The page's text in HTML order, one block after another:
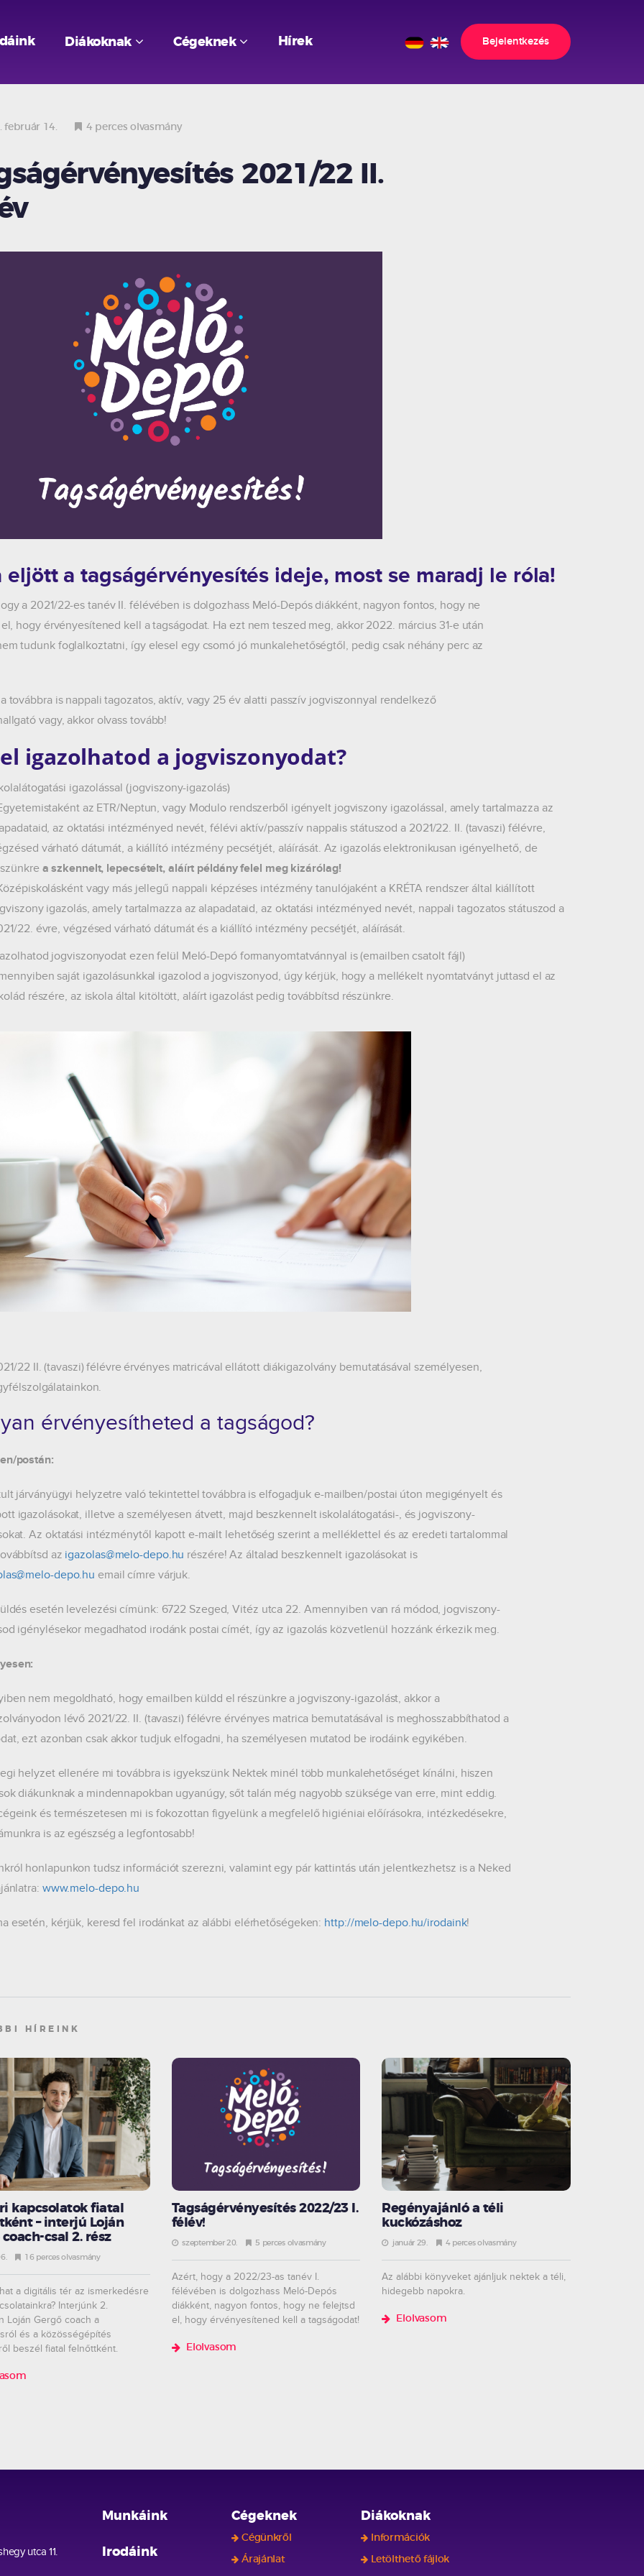
Diákoknak Cégeknek Hírek Bejelentkezés
február 14. 4 perces olvasmány
2021/22 II.
eljött a tagságérvényesítés ideje, most se maradj le róla!
a 2021/22-es tanév II. félévében is dolgozhass Meló-Depós diákként, nagyon fontos, hogy ne
hogy érvényesítened kell a tagságodat. Ha ezt nem teszed meg, akkor 2022. március 31-e után
tudunk foglalkoztatni, így elesel egy csomó jó munkalehetőségtől, pedig csak néhány perc az
továbbra is nappali tagozatos, aktív, vagy 25 év alatti passzív jogviszonnyal rendelkező
vagy, akkor olvass tovább!
igazolhatod a jogviszonyodat?
igazolással (jogviszony-igazolás)
az ETR/Neptun, vagy Modulo rendszerből igényelt jogviszony igazolással, amely tartalmazza az
az oktatási intézményed nevét, félévi aktív/passzív nappalis státuszod a 2021/22. II. (tavaszi) félévre,
várható dátumát, a kiállító intézmény pecsétjét, aláírását. Az igazolás elektronikusan igényelhető, de
a szkennelt, lepecsételt, aláírt példány felel meg kizárólag!
vagy más jellegű nappali képzéses intézmény tanulójaként a KRÉTA rendszer által kiállított
igazolás, amely tartalmazza az alapadataid, az oktatási intézményed nevét, nappali tagozatos státuszod a
22. évre, végzésed várható dátumát és a kiállító intézmény pecsétjét, aláírását.
jogviszonyodat ezen felül Meló-Depó formanyomtatvánnyal is (emailben csatolt fájl)
saját igazolásunkkal igazolod a jogviszonyod, úgy kérjük, hogy a mellékelt nyomtatványt juttasd el az
részére, az iskola által kitöltött, aláírt igazolást pedig továbbítsd részünkre.
22 II. (tavaszi) félévre érvényes matricával ellátott diákigazolvány bemutatásával személyesen,
érvényesítheted a tagságod?
postán:
járványügyi helyzetre való tekintettel továbbra is elfogadjuk e-mailben/postai úton megigényelt és
igazolásokat, illetve a személyesen átvett, majd beszkennelt iskolalátogatási-, és jogviszony-
Az oktatási intézménytől kapott e-mailt lehetőség szerint a melléklettel és az eredeti tartalommal
az igazolas@melo-depo.hu részére! Az általad beszkennelt igazolásokat is
depo.hu email címre várjuk.
esetén levelezési címünk: 6722 Szeged, Vitéz utca 22. Amennyiben van rá módod, jogviszony-
igénylésekor megadhatod irodánk postai címét, így az igazolás közvetlenül hozzánk érkezik meg.
nem megoldható, hogy emailben küldd el részünkre a jogviszony-igazolást, akkor a
lévő 2021/22. II. (tavaszi) félévre érvényes matrica bemutatásával is meghosszabbíthatod a
ezt azonban csak akkor tudjuk elfogadni, ha személyesen mutatod be irodáink egyikében.
helyzet ellenére mi továbbra is igyekszünk Nektek minél több munkalehetőséget kínálni, hiszen
diákunknak a mindennapokban ugyanúgy, sőt talán még nagyobb szüksége van erre, mint eddig.
és természetesen mi is fokozottan figyelünk a megfelelő higiéniai előírásokra, intézkedésekre,
is az egészség a legfontosabb!
honlapunkon tudsz információt szerezni, valamint egy pár kattintás után jelentkezhetsz is a Neked
www.melo-depo.hu
esetén, kérjük, keresd fel irodánkat az alábbi elérhetőségeken: http://melo-depo.hu/irodaink!
HÍREINK
kapcsolatok fiatal
– interjú Loján
csal 2. rész
16 perces olvasmány
a digitális tér az ismerkedésre
Interjúnk 2.
Loján Gergő coach a
és a közösségépítés
beszél fiatal felnőttként.
Tagságérvényesítés 2022/23 I.
félév!
szeptember 20. 5 perces olvasmány
Azért, hogy a 2022/23-as tanév I.
félévében is dolgozhass Meló-Depós
diákként, nagyon fontos, hogy ne felejtsd
el, hogy érvényesítened kell a tagságodat!
Elolvasom
Regényajánló a téli
kuckózáshoz
január 29. 4 perces olvasmány
Az alábbi könyveket ajánljuk nektek a téli,
hidegebb napokra.
Elolvasom
utca 11.
Munkáink
Irodáink
Cégeknek
Cégünkről
Árajánlat
Diákoknak
Információk
Letölthető fájlok